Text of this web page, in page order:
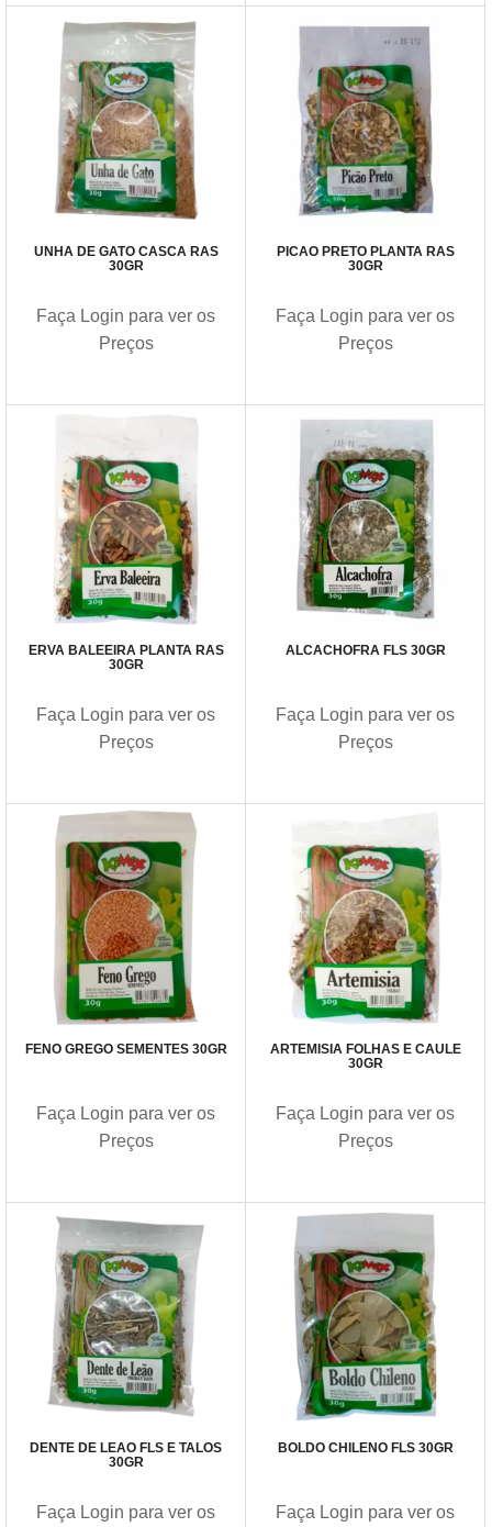
UNHA DE GATO CASCA RAS
30GR
Faça Login para ver os
Preços
PICAO PRETO PLANTA RAS
30GR
Faça Login para ver os
Preços
ERVA BALEEIRA PLANTA RAS
30GR
Faça Login para ver os
Preços
ALCACHOFRA FLS 30GR
Faça Login para ver os
Preços
FENO GREGO SEMENTES 30GR
Faça Login para ver os
Preços
ARTEMISIA FOLHAS E CAULE
30GR
Faça Login para ver os
Preços
DENTE DE LEAO FLS E TALOS
30GR
Faça Login para ver os
BOLDO CHILENO FLS 30GR
Faça Login para ver os